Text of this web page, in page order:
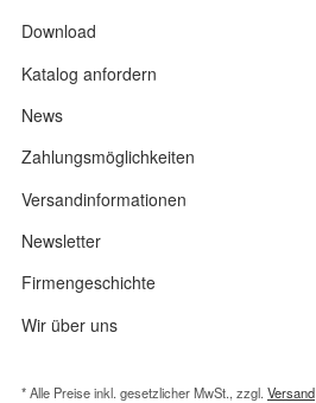
Download
Katalog anfordern
News
Zahlungsmöglichkeiten
Versandinformationen
Newsletter
Firmengeschichte
Wir über uns
* Alle Preise inkl. gesetzlicher MwSt., zzgl. Versand